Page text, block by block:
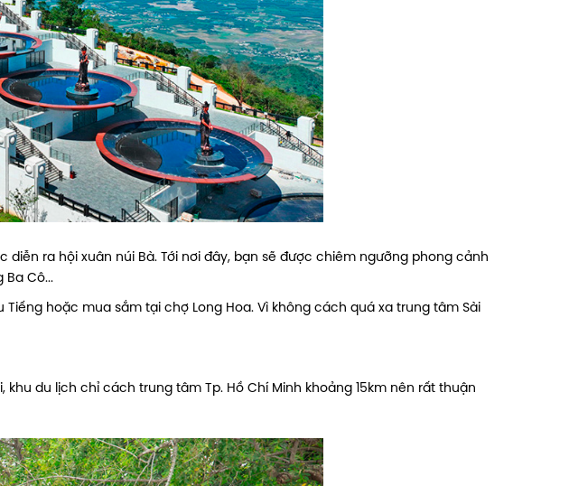
ra hội xuân núi Bà. Tới nơi đây, bạn sẽ được chiêm ngưỡng phong cảnh
Cô...
hoặc mua sắm tại chợ Long Hoa. Vì không cách quá xa trung tâm Sài
khu du lịch chỉ cách trung tâm Tp. Hồ Chí Minh khoảng 15km nên rất thuận